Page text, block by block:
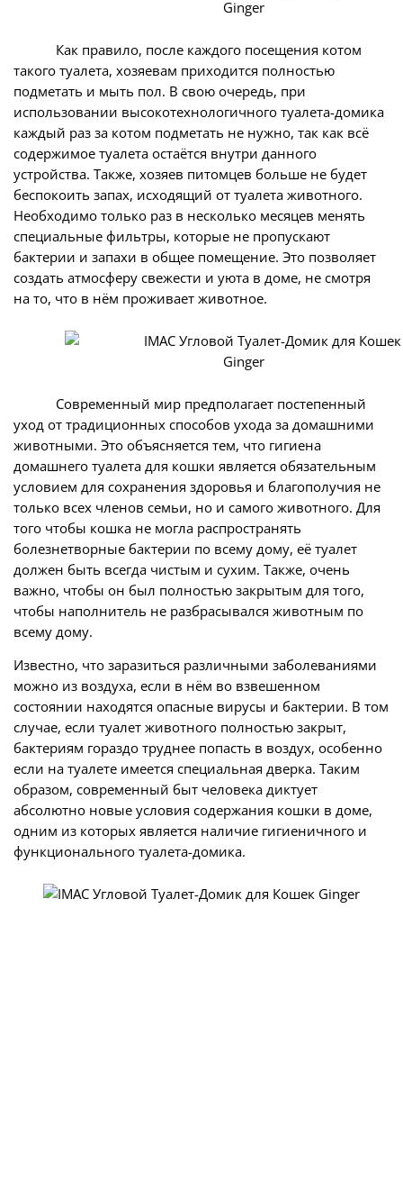
Как правило, после каждого посещения котом
такого туалета, хозяевам приходится полностью
подметать и мыть пол. В свою очередь, при
использовании высокотехнологичного туалета-домика
каждый раз за котом подметать не нужно, так как всё
содержимое туалета остаётся внутри данного
устройства. Также, хозяев питомцев больше не будет
беспокоить запах, исходящий от туалета животного.
Необходимо только раз в несколько месяцев менять
специальные фильтры, которые не пропускают
бактерии и запахи в общее помещение. Это позволяет
создать атмосферу свежести и уюта в доме, не смотря
на то, что в нём проживает животное.
Современный мир предполагает постепенный
уход от традиционных способов ухода за домашними
животными. Это объясняется тем, что гигиена
домашнего туалета для кошки является обязательным
условием для сохранения здоровья и благополучия не
только всех членов семьи, но и самого животного. Для
того чтобы кошка не могла распространять
болезнетворные бактерии по всему дому, её туалет
должен быть всегда чистым и сухим. Также, очень
важно, чтобы он был полностью закрытым для того,
чтобы наполнитель не разбрасывался животным по
всему дому.
Известно, что заразиться различными заболеваниями
можно из воздуха, если в нём во взвешенном
состоянии находятся опасные вирусы и бактерии. В том
случае, если туалет животного полностью закрыт,
бактериям гораздо труднее попасть в воздух, особенно
если на туалете имеется специальная дверка. Таким
образом, современный быт человека диктует
абсолютно новые условия содержания кошки в доме,
одним из которых является наличие гигиеничного и
функционального туалета-домика.